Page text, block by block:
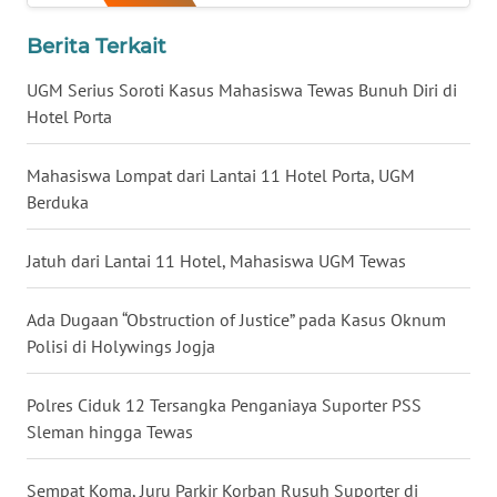
Berita Terkait
UGM Serius Soroti Kasus Mahasiswa Tewas Bunuh Diri di
Hotel Porta
Mahasiswa Lompat dari Lantai 11 Hotel Porta, UGM
Berduka
Jatuh dari Lantai 11 Hotel, Mahasiswa UGM Tewas
Ada Dugaan “Obstruction of Justice” pada Kasus Oknum
Polisi di Holywings Jogja
Polres Ciduk 12 Tersangka Penganiaya Suporter PSS
Sleman hingga Tewas
Sempat Koma, Juru Parkir Korban Rusuh Suporter di
WN
WN
BALI
WN
KALBAR
WN
KALTENG